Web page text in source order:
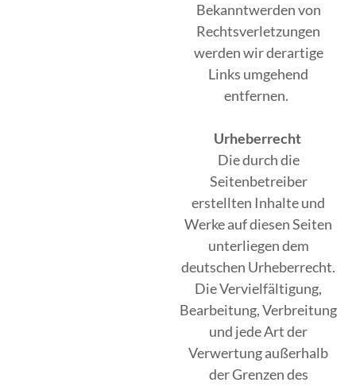
Bekanntwerden von
Rechtsverletzungen
werden wir derartige
Links umgehend
entfernen.
Urheberrecht
Die durch die
Seitenbetreiber
erstellten Inhalte und
Werke auf diesen Seiten
unterliegen dem
deutschen Urheberrecht.
Die Vervielfältigung,
Bearbeitung, Verbreitung
und jede Art der
Verwertung außerhalb
der Grenzen des